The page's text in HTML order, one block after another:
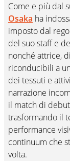
Come e più dal
Osaka ha
imposto dal
del suo staff e
nonché attrice,
riconducibili a
dei tessuti e
narrazione
il match di
trasformando il
performance
continuum che
volta.